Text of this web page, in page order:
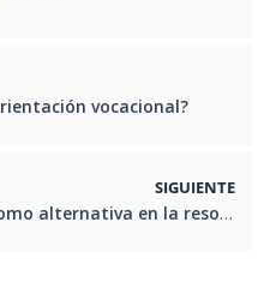
vocacional?
SIGUIENTE
El proceso de mediación como alternativa en la resolución de conflictos en Ecuador